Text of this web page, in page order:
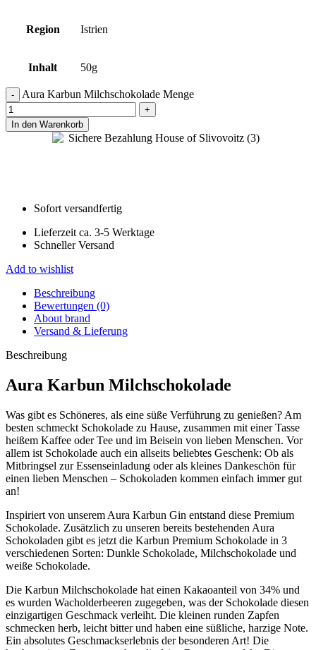
Region Istrien
Inhalt 50g
Aura Karbun Milchschokolade Menge
In den Warenkorb
Sofort versandfertig
Lieferzeit ca. 3-5 Werktage
Schneller Versand
Add to wishlist
Beschreibung
Bewertungen (0)
About brand
Versand & Lieferung
Beschreibung
Aura Karbun Milchschokolade
Was gibt es Schöneres, als eine süße Verführung zu genießen? Am
besten schmeckt Schokolade zu Hause, zusammen mit einer Tasse
heißem Kaffee oder Tee und im Beisein von lieben Menschen. Vor
allem ist Schokolade auch ein allseits beliebtes Geschenk: Ob als
Mitbringsel zur Essenseinladung oder als kleines Dankeschön für
einen lieben Menschen – Schokoladen kommen einfach immer gut
an!
Inspiriert von unserem Aura Karbun Gin entstand diese Premium
Schokolade. Zusätzlich zu unseren bereits bestehenden Aura
Schokoladen gibt es jetzt die Karbun Premium Schokolade in 3
verschiedenen Sorten: Dunkle Schokolade, Milchschokolade und
weiße Schokolade.
Die Karbun Milchschokolade hat einen Kakaoanteil von 34% und
es wurden Wacholderbeeren zugegeben, was der Schokolade diesen
einzigartigen Geschmack verleiht. Die kleinen runden Zapfen
schmecken herb, leicht bitter und haben eine süßliche, harzige Note.
Ein absolutes Geschmackserlebnis der besonderen Art! Die